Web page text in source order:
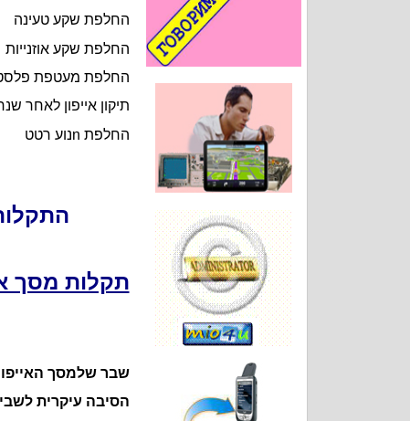
החלפת שקע טעינה
החלפת שקע אוזנייות
החלפת מעטפת
תיקון אייפון לאחר
החלפת nנוע רטט
תקלות מסך
שבר שלמסך
הסיבה עיקרית